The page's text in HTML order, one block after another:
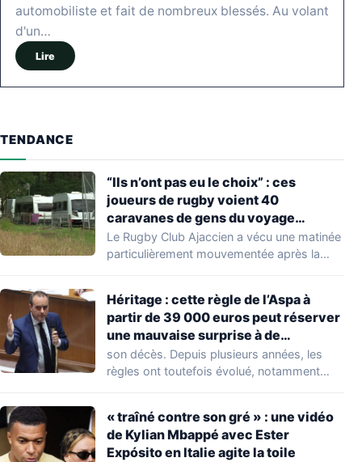
automobiliste et fait de nombreux blessés. Au volant
d'un…
Lire
TENDANCE
“Ils n’ont pas eu le choix” : ces
joueurs de rugby voient 40
caravanes de gens du voyage
s’installer dans leur stade, ils les
délogent en moins d’1 heure
Le Rugby Club Ajaccien a vécu une matinée
particulièrement mouvementée après la
Héritage : cette règle de l’Aspa à
partir de 39 000 euros peut réserver
une mauvaise surprise à de
nombreuses familles
son décès. Depuis plusieurs années, les
règles ont toutefois évolué, notamment
« traîné contre son gré » : une vidéo
de Kylian Mbappé avec Ester
Expósito en Italie agite la toile